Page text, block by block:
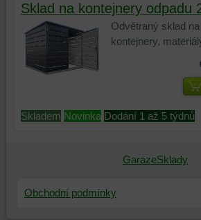
Sklad na kontejnery odpadu
Odvětraný sklad
kontejnery,
Skladem Novinka Dodání 1 až 5 týdnů
GarazeSklady
Obchodní podmínky